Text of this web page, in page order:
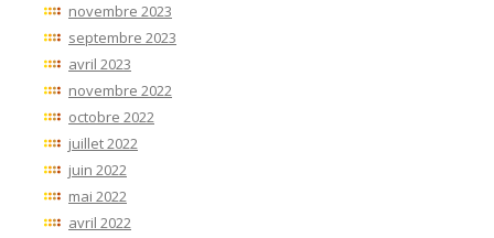
novembre 2023
septembre 2023
avril 2023
novembre 2022
octobre 2022
juillet 2022
juin 2022
mai 2022
avril 2022